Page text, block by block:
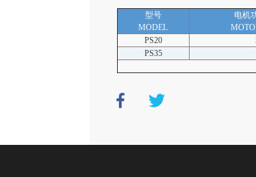
型号
MODEL
电机
PS20
PS35